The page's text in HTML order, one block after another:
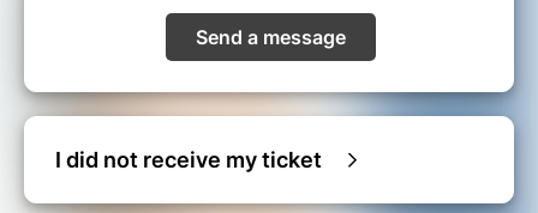
Send a message
I did not receive my ticket